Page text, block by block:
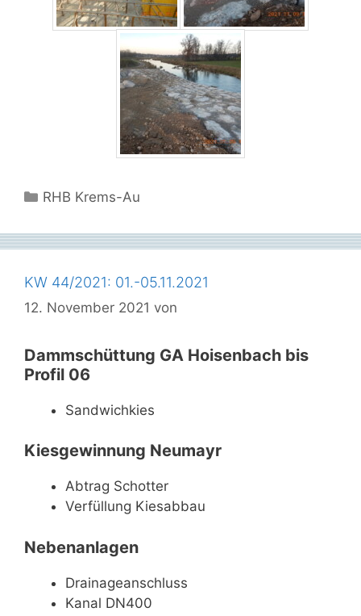
Kategorien
RHB Krems-Au
KW 44/2021: 01.-05.11.2021
12. November 2021 von
Dammschüttung GA Hoisenbach bis
Profil 06
Sandwichkies
Kiesgewinnung Neumayr
Abtrag Schotter
Verfüllung Kiesabbau
Nebenanlagen
Drainageanschluss
Kanal DN400